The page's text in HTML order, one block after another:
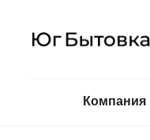
Компания